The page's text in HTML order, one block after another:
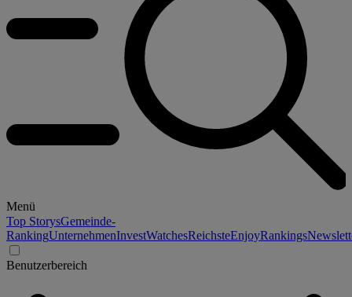
Menü
Top StorysGemeinde-
RankingUnternehmenInvestWatchesReichsteEnjoyRankings
Benutzerbereich